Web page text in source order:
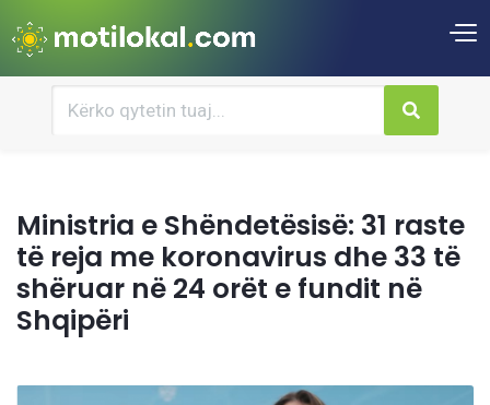
Ministria e Shëndetësisë: 31 raste
të reja me koronavirus dhe 33 të
shëruar në 24 orët e fundit në
Shqipëri